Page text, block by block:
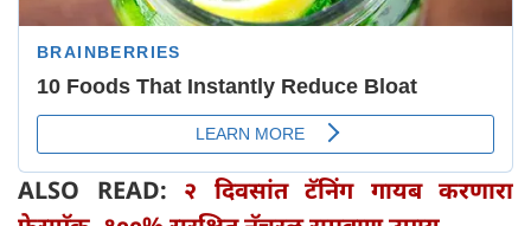
ALSO READ: २ दिवसांत टॅनिंग गायब करणारा